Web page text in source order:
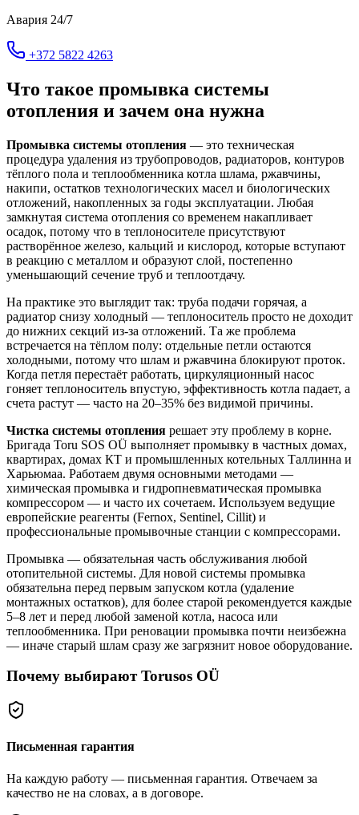
Авария 24/7
+372 5822 4263
Что такое промывка системы
отопления и зачем она нужна
Промывка системы отопления — это техническая
процедура удаления из трубопроводов, радиаторов, контуров
тёплого пола и теплообменника котла шлама, ржавчины,
накипи, остатков технологических масел и биологических
отложений, накопленных за годы эксплуатации. Любая
замкнутая система отопления со временем накапливает
осадок, потому что в теплоносителе присутствуют
растворённое железо, кальций и кислород, которые вступают
в реакцию с металлом и образуют слой, постепенно
уменьшающий сечение труб и теплоотдачу.
На практике это выглядит так: труба подачи горячая, а
радиатор снизу холодный — теплоноситель просто не доходит
до нижних секций из-за отложений. Та же проблема
встречается на тёплом полу: отдельные петли остаются
холодными, потому что шлам и ржавчина блокируют проток.
Когда петля перестаёт работать, циркуляционный насос
гоняет теплоноситель впустую, эффективность котла падает, а
счета растут — часто на 20–35% без видимой причины.
Чистка системы отопления решает эту проблему в корне.
Бригада Toru SOS OÜ выполняет промывку в частных домах,
квартирах, домах КТ и промышленных котельных Таллинна и
Харьюмаа. Работаем двумя основными методами —
химическая промывка и гидропневматическая промывка
компрессором — и часто их сочетаем. Используем ведущие
европейские реагенты (Fernox, Sentinel, Cillit) и
профессиональные промывочные станции с компрессорами.
Промывка — обязательная часть обслуживания любой
отопительной системы. Для новой системы промывка
обязательна перед первым запуском котла (удаление
монтажных остатков), для более старой рекомендуется каждые
5–8 лет и перед любой заменой котла, насоса или
теплообменника. При реновации промывка почти неизбежна
— иначе старый шлам сразу же загрязнит новое оборудование.
Почему выбирают Torusos OÜ
Письменная гарантия
На каждую работу — письменная гарантия. Отвечаем за
качество не на словах, а в договоре.